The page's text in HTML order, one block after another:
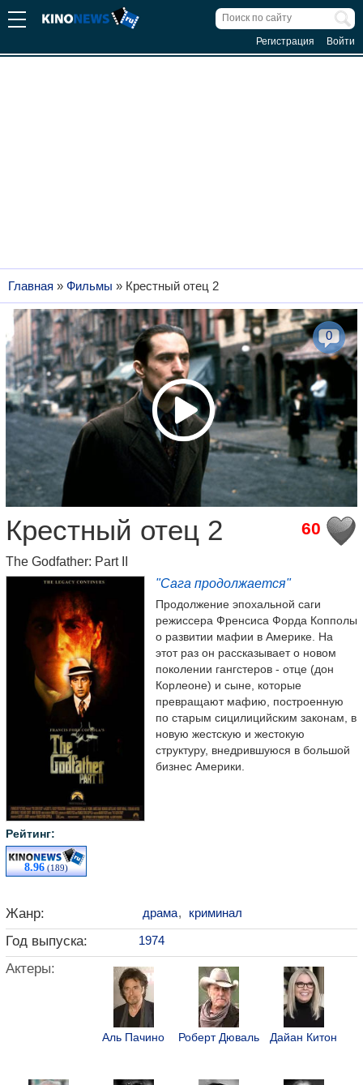
Регистрация Войти
Главная » Фильмы » Крестный отец 2
0
60
Крестный отец 2
The Godfather: Part II
Рейтинг:
8.96 (189)
"Сага продолжается"
Продолжение эпохальной саги
режиссера Френсиса Форда Копполы
о развитии мафии в Америке. На
этот раз он рассказывает о новом
поколении гангстеров - отце (дон
Корлеоне) и сыне, которые
превращают мафию, построенную
по старым сицилицийским законам, в
новую жестскую и жестокую
структуру, внедрившуюся в большой
бизнес Америки.
Жанр: драма, криминал
Год выпуска: 1974
Актеры:
Аль Пачино Роберт Дюваль Дайан Китон